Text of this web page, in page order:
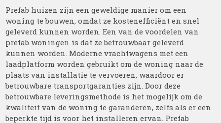
Prefab huizen zijn een geweldige manier om een
woning te bouwen, omdat ze kostenefficiënt en snel
geleverd kunnen worden. Een van de voordelen van
prefab woningen is dat ze betrouwbaar geleverd
kunnen worden. Moderne vrachtwagens met een
laadplatform worden gebruikt om de woning naar de
plaats van installatie te vervoeren, waardoor er
betrouwbare transportgaranties zijn. Door deze
betrouwbare leveringsmethode is het mogelijk om de
kwaliteit van de woning te garanderen, zelfs als er een
beperkte tijd is voor het installeren ervan. Prefab